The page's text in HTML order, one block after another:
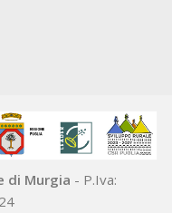
di Murgia - P.Iva: